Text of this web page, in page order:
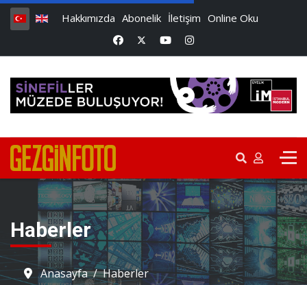
Hakkımızda Abonelik İletişim Online Oku
Haberler
Anasayfa
Haberler